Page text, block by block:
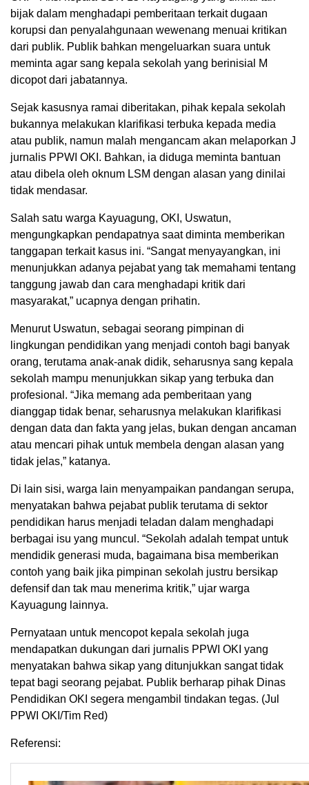
bijak dalam menghadapi pemberitaan terkait dugaan
korupsi dan penyalahgunaan wewenang menuai kritikan
dari publik. Publik bahkan mengeluarkan suara untuk
meminta agar sang kepala sekolah yang berinisial M
dicopot dari jabatannya.
Sejak kasusnya ramai diberitakan, pihak kepala sekolah
bukannya melakukan klarifikasi terbuka kepada media
atau publik, namun malah mengancam akan melaporkan J
jurnalis PPWI OKI. Bahkan, ia diduga meminta bantuan
atau dibela oleh oknum LSM dengan alasan yang dinilai
tidak mendasar.
Salah satu warga Kayuagung, OKI, Uswatun,
mengungkapkan pendapatnya saat diminta memberikan
tanggapan terkait kasus ini. “Sangat menyayangkan, ini
menunjukkan adanya pejabat yang tak memahami tentang
tanggung jawab dan cara menghadapi kritik dari
masyarakat,” ucapnya dengan prihatin.
Menurut Uswatun, sebagai seorang pimpinan di
lingkungan pendidikan yang menjadi contoh bagi banyak
orang, terutama anak-anak didik, seharusnya sang kepala
sekolah mampu menunjukkan sikap yang terbuka dan
profesional. “Jika memang ada pemberitaan yang
dianggap tidak benar, seharusnya melakukan klarifikasi
dengan data dan fakta yang jelas, bukan dengan ancaman
atau mencari pihak untuk membela dengan alasan yang
tidak jelas,” katanya.
Di lain sisi, warga lain menyampaikan pandangan serupa,
menyatakan bahwa pejabat publik terutama di sektor
pendidikan harus menjadi teladan dalam menghadapi
berbagai isu yang muncul. “Sekolah adalah tempat untuk
mendidik generasi muda, bagaimana bisa memberikan
contoh yang baik jika pimpinan sekolah justru bersikap
defensif dan tak mau menerima kritik,” ujar warga
Kayuagung lainnya.
Pernyataan untuk mencopot kepala sekolah juga
mendapatkan dukungan dari jurnalis PPWI OKI yang
menyatakan bahwa sikap yang ditunjukkan sangat tidak
tepat bagi seorang pejabat. Publik berharap pihak Dinas
Pendidikan OKI segera mengambil tindakan tegas. (Jul
PPWI OKI/Tim Red)
Referensi: